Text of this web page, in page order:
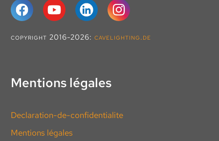
copyright 2016-2026:cavelighting.de
Mentions légales
Declaration-de-confidentialite
Mentions légales